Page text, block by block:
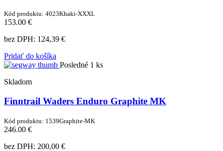
Kód produktu: 4023Khaki-XXXL
153.00 €
bez DPH: 124,39 €
Pridať do košíka
Posledné 1 ks
Skladom
Finntrail Waders Enduro Graphite MK
Kód produktu: 1539Graphite-MK
246.00 €
bez DPH: 200,00 €